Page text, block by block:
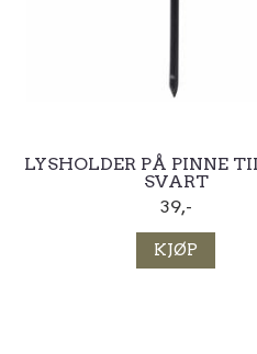
LYSHOLDER PÅ PINNE
SVART
39,-
KJØP